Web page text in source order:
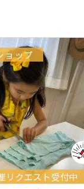
ョップ
リクエスト受付中